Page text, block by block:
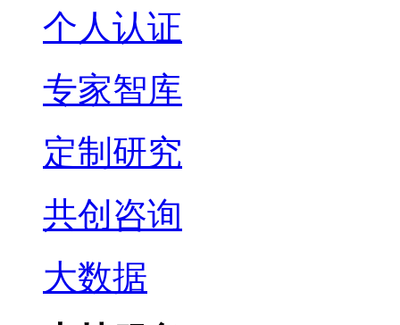
个人认证
专家智库
定制研究
共创咨询
大数据